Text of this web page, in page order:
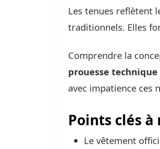
Les tenues reflètent
traditionnels. Elles
Comprendre la
prouesse technique
avec impatience ces
Points clés
Le vêtement